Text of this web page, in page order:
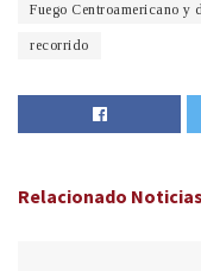
Fuego Centroamericano y
recorrido
Relacionado Noticias